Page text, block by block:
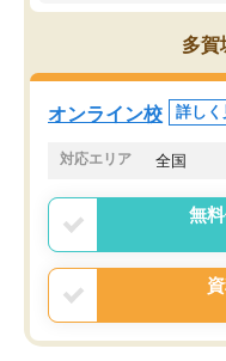
ットで質問できるのも
人では迷いがちだった
だと思います。
多賀
オンライン校 詳しく
対応エリア 全国
無